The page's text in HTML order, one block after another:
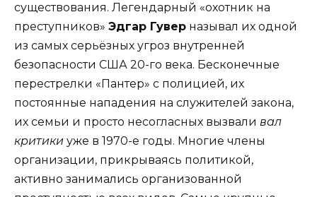
существования. Легендарный «охотник на
преступников» Эдгар Гувер называл их одной
из самых серьёзных угроз внутренней
безопасности США 20-го века. Бесконечные
перестрелки «Пантер» с полицией, их
постоянные нападения на служителей закона,
их семьи и просто несогласных вызвали вал
критики уже в 1970-е годы. Многие члены
организации, прикрываясь политикой,
активно занимались организованной